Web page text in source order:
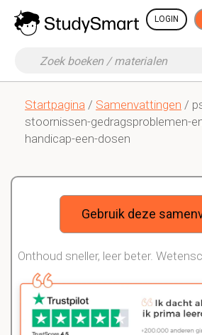
LOGIN
Startpagina / Samenvattingen /
stoornissen-gedragsproblemen-
handicap-een-dosen
Gebruik deze
Onthoud sneller, leer beter.